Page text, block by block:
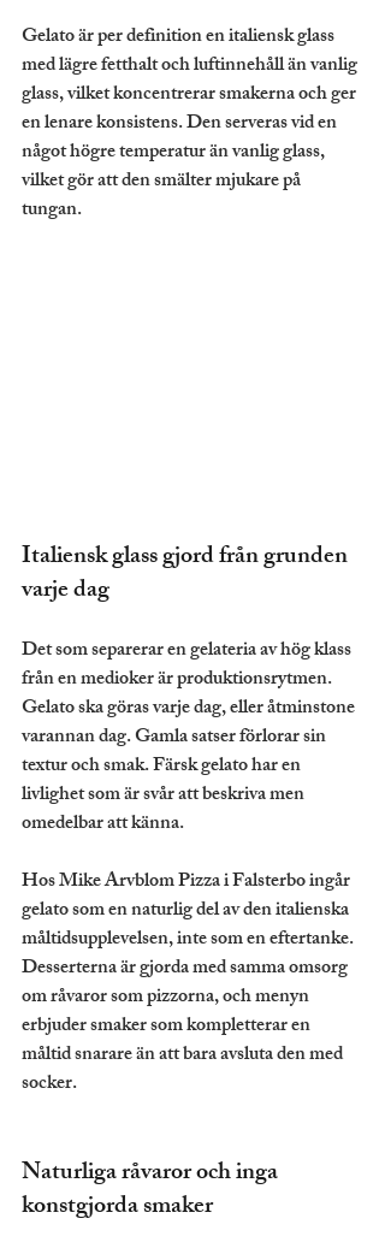
Gelato är per definition en italiensk glass
med lägre fetthalt och luftinnehåll än vanlig
glass, vilket koncentrerar smakerna och ger
en lenare konsistens. Den serveras vid en
något högre temperatur än vanlig glass,
vilket gör att den smälter mjukare på
tungan.
Italiensk glass gjord från grunden
varje dag
Det som separerar en gelateria av hög klass
från en medioker är produktionsrytmen.
Gelato ska göras varje dag, eller åtminstone
varannan dag. Gamla satser förlorar sin
textur och smak. Färsk gelato har en
livlighet som är svår att beskriva men
omedelbar att känna.
Hos Mike Arvblom Pizza i Falsterbo ingår
gelato som en naturlig del av den italienska
måltidsupplevelsen, inte som en eftertanke.
Desserterna är gjorda med samma omsorg
om råvaror som pizzorna, och menyn
erbjuder smaker som kompletterar en
måltid snarare än att bara avsluta den med
socker.
Naturliga råvaror och inga
konstgjorda smaker